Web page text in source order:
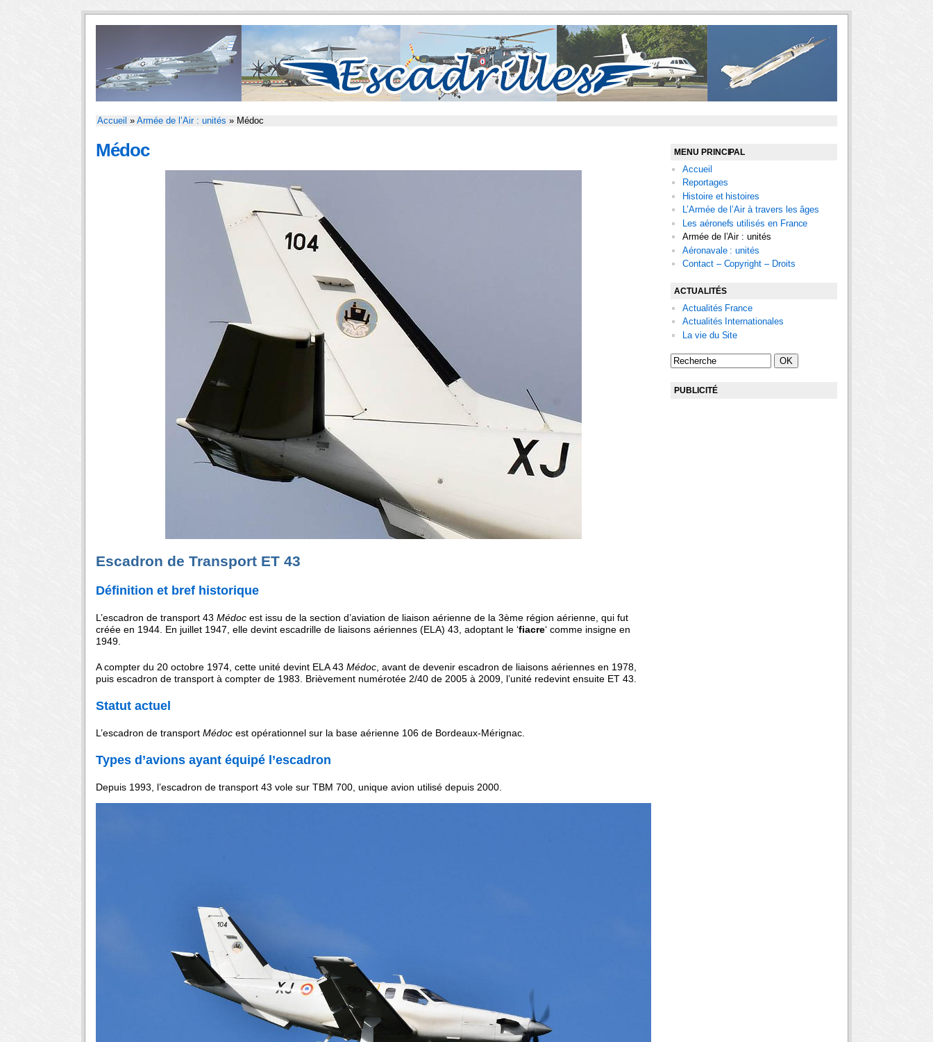
Accueil » Armée de l’Air : unités » Médoc
Médoc
Escadron de Transport ET 43
Définition et bref historique
L’escadron de transport 43 Médoc est issu de la section d’aviation de liaison aérienne de la 3ème région aérienne, qui fut
créée en 1944. En juillet 1947, elle devint escadrille de liaisons aériennes (ELA) 43, adoptant le ‘fiacre‘ comme insigne en
1949.
A compter du 20 octobre 1974, cette unité devint ELA 43 Médoc , avant de devenir escadron de liaisons aériennes en 1978,
puis escadron de transport à compter de 1983. Brièvement numérotée 2/40 de 2005 à 2009, l’unité redevint ensuite ET 43.
Statut actuel
L’escadron de transport Médoc est opérationnel sur la base aérienne 106 de Bordeaux-Mérignac.
Types d’avions ayant équipé l’escadron
Depuis 1993, l’escadron de transport 43 vole sur TBM 700, unique avion utilisé depuis 2000.
MENU PRINCIPAL
Accueil
Reportages
Histoire et histoires
L’Armée de l’Air à travers les âges
Les aéronefs utilisés en France
Armée de l’Air : unités
Aéronavale : unités
Contact – Copyright – Droits
ACTUALITÉS
Actualités France
Actualités Internationales
La vie du Site
PUBLICITÉ